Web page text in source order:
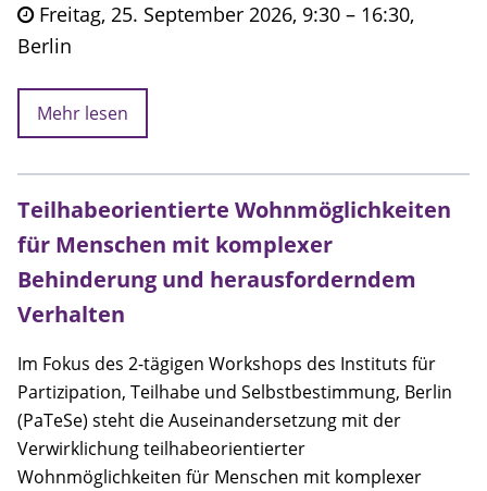
Freitag, 25. September 2026, 9:30 – 16:30,
Berlin
Mehr lesen
Teilhabeorientierte Wohnmöglichkeiten
für Menschen mit komplexer
Behinderung und herausforderndem
Verhalten
Im Fokus des 2-tägigen Workshops des Instituts für
Partizipation, Teilhabe und Selbstbestimmung, Berlin
(PaTeSe) steht die Auseinandersetzung mit der
Verwirklichung teilhabeorientierter
Wohnmöglichkeiten für Menschen mit komplexer